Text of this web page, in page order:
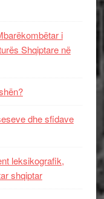
i
Shqiptare në
dhe sfidave
leksikografik,
shqiptar